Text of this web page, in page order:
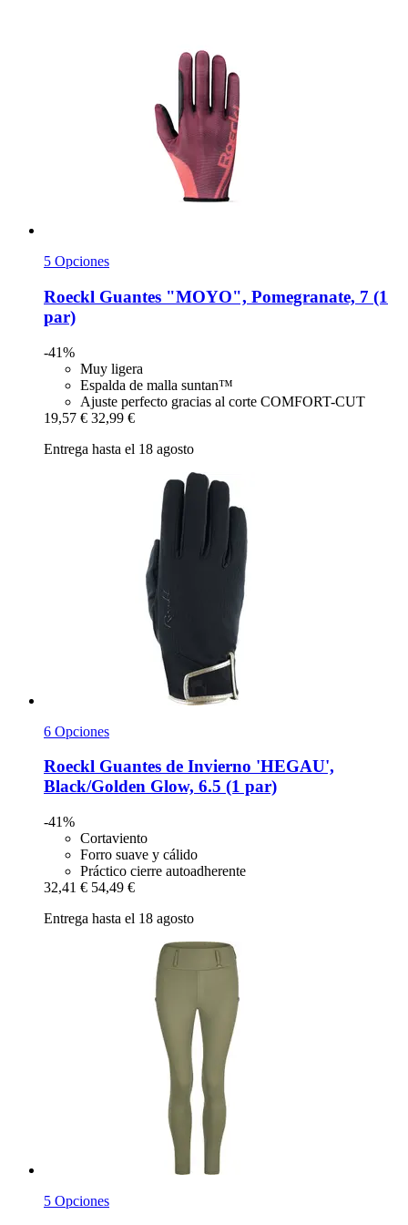
5 Opciones
Roeckl Guantes "MOYO", Pomegranate, 7 (1
par)
-41%
Muy ligera
Espalda de malla suntan™
Ajuste perfecto gracias al corte COMFORT-CUT
19,57 € 32,99 €
Entrega hasta el 18 agosto
6 Opciones
Roeckl Guantes de Invierno 'HEGAU',
Black/Golden Glow, 6.5 (1 par)
-41%
Cortaviento
Forro suave y cálido
Práctico cierre autoadherente
32,41 € 54,49 €
Entrega hasta el 18 agosto
5 Opciones